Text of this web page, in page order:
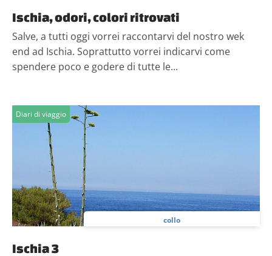
Ischia, odori, colori ritrovati
Salve, a tutti oggi vorrei raccontarvi del nostro wek
end ad Ischia. Soprattutto vorrei indicarvi come
spendere poco e godere di tutte le...
Diari di viaggio
collo
Ischia 3